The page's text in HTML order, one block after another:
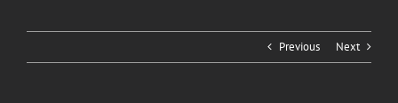
Previous Next